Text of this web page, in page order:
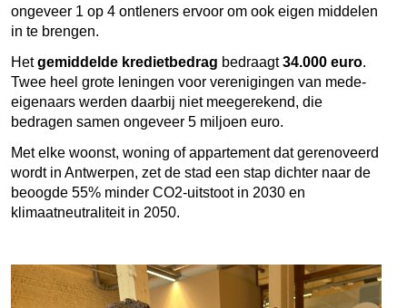
ongeveer 1 op 4 ontleners ervoor om ook eigen middelen
in te brengen.
Hetgemiddelde kredietbedrag bedraagt34.000 euro.
Twee heel grote leningen voor verenigingen van mede-
eigenaars werden daarbij niet meegerekend, die
bedragen samen ongeveer 5 miljoen euro.
Met elke woonst, woning of appartement dat gerenoveerd
wordt in Antwerpen, zet de stad een stap dichter naar de
beoogde 55% minder CO2-uitstoot in 2030 en
klimaatneutraliteit in 2050.